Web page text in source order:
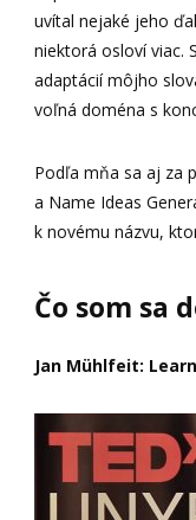
uvítal nejaké jeho
niektorá osloví viac.
adaptácií môjho
voľná doména s
Podľa mňa sa aj za
a Name Ideas
k novému názvu,
Čo som sa
Jan Mühlfeit: